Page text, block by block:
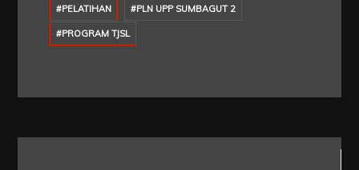
#PELATIHAN #PLN UPP SUMBAGUT 2
#PROGRAM TJSL